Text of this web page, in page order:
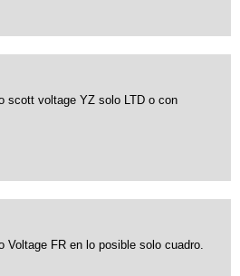
scott voltage YZ solo LTD o con
Voltage FR en lo posible solo cuadro.